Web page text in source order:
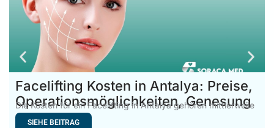
Facelifting Kosten in Antalya: Preise,
Operationsmöglichkeiten, Genesung
Die Kosten für ein Facelifting in Antalya gehören mittlerweile
zu
SIEHE BEITRAG